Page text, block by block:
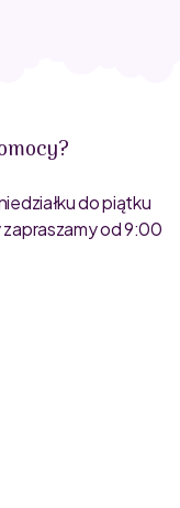
do piątku
od 9:00